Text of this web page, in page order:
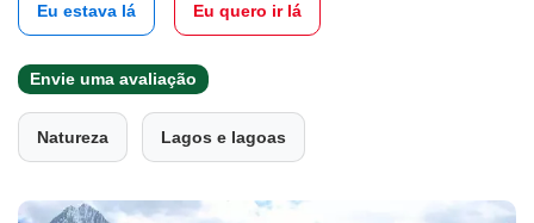
Eu estava lá Eu quero ir lá
Envie uma avaliação
Natureza Lagos e lagoas